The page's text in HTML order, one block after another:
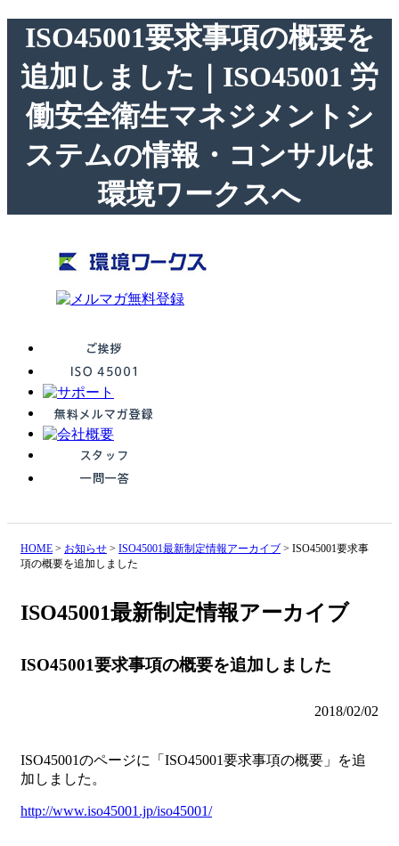
ISO45001要求事項の概要を
追加しました｜ISO45001 労
働安全衛生マネジメントシ
ステムの情報・コンサルは
環境ワークスへ
HOME > お知らせ > ISO45001最新制定情報アーカイブ > ISO45001要求事
項の概要を追加しました
ISO45001最新制定情報アーカイブ
ISO45001要求事項の概要を追加しました
2018/02/02
ISO45001のページに「ISO45001要求事項の概要」を追
加しました。
http://www.iso45001.jp/iso45001/